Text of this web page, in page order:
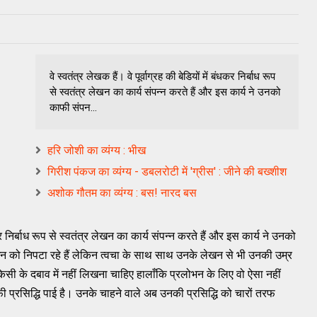
वे स्वतंत्र लेखक हैं। वे पूर्वाग्रह की बेडियों में बंधकर निर्बाध रूप
से स्वतंत्र लेखन का कार्य संपन्न करते हैं और इस कार्य ने उनको
काफी संपन...
हरि जोशी का व्यंग्य : भीख
गिरीश पंकज का व्यंग्य - डबलरोटी में 'ग्रीस' : जीने की बख्शीश
अशोक गौतम का व्यंग्य : बस! नारद बस
रूप से स्वतंत्र लेखन का कार्य संपन्न करते हैं और इस कार्य ने उनको
को निपटा रहे हैं लेकिन त्वचा के साथ साथ उनके लेखन से भी उनकी उम्र
के दबाव में नहीं लिखना चाहिए हालाँकि प्रलोभन के लिए वो ऐसा नहीं
पाई है। उनके चाहने वाले अब उनकी प्रसिद्धि को चारों तरफ